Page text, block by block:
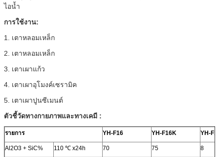
ไอน้ำ
การใช้งาน:
1. เตาหลอมเหล็ก
2. เตาหลอมเหล็ก
3. เตาเผาแก้ว
4. เตาเผาอุโมงค์เซรามิค
5. เตาเผาปูนซีเมนต์
ตัวชี้วัดทางกายภาพและทางเคมี :
รายการ YH-F16 YH-F16K YH-
Al2O3 + SiC% 110 ℃ x24h 70 75 8